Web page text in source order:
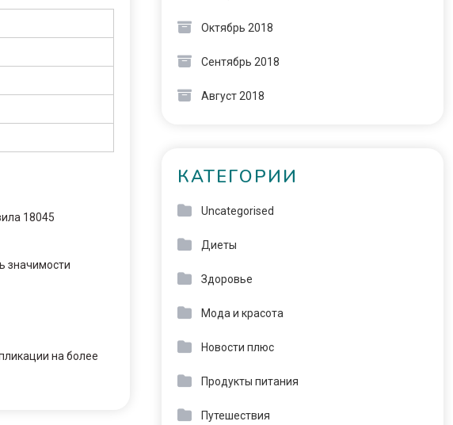
18045
значимости
на более
Октябрь 2018
Сентябрь 2018
Август 2018
КАТЕГОРИИ
Uncategorised
Диеты
Здоровье
Мода и красота
Новости плюс
Продукты питания
Путешествия